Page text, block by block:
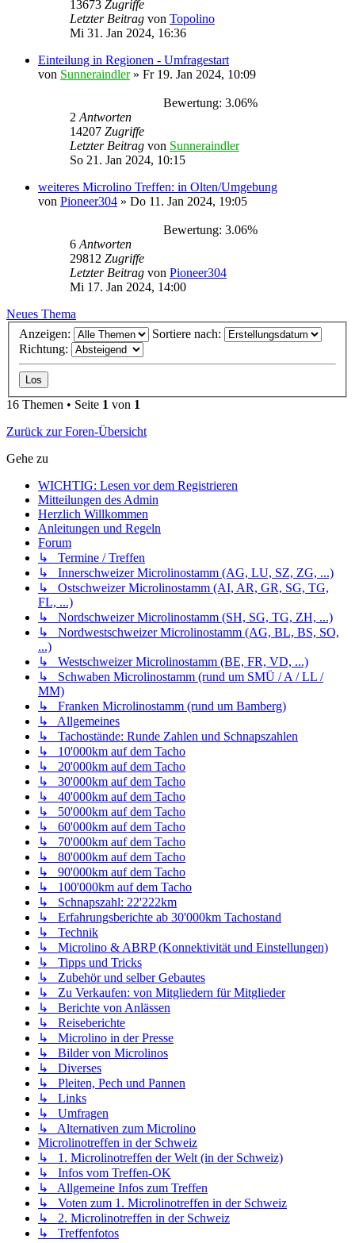
13673 Zugriffe
Letzter Beitrag von Topolino
Mi 31. Jan 2024, 16:36
Einteilung in Regionen - Umfragestart
von Sunneraindler» Fr 19. Jan 2024, 10:09
Bewertung: 3.06%
2 Antworten
14207 Zugriffe
Letzter Beitrag von Sunneraindler
So 21. Jan 2024, 10:15
weiteres Microlino Treffen: in Olten/Umgebung
von Pioneer304 » Do 11. Jan 2024, 19:05
Bewertung: 3.06%
6 Antworten
29812 Zugriffe
Letzter Beitrag von Pioneer304
Mi 17. Jan 2024, 14:00
Neues Thema
Anzeigen:
Sortiere nach:
Richtung:
16 Themen • Seite 1 von 1
Zurück zur Foren-Übersicht
Gehe zu
WICHTIG: Lesen vor dem Registrieren
Mitteilungen des Admin
Herzlich Willkommen
Anleitungen und Regeln
Forum
↳ Termine / Treffen
↳ Innerschweizer Microlinostamm (AG, LU, SZ, ZG, ...)
↳ Ostschweizer Microlinostamm (AI, AR, GR, SG, TG,
FL, ...)
↳ Nordschweizer Microlinostamm (SH, SG, TG, ZH, ...)
↳ Nordwestschweizer Microlinostamm (AG, BL, BS, SO,
...)
↳ Westschweizer Microlinostamm (BE, FR, VD, ...)
↳ Schwaben Microlinostamm (rund um SMÜ / A / LL /
MM)
↳ Franken Microlinostamm (rund um Bamberg)
↳ Allgemeines
↳ Tachostände: Runde Zahlen und Schnapszahlen
↳ 10'000km auf dem Tacho
↳ 20'000km auf dem Tacho
↳ 30'000km auf dem Tacho
↳ 40'000km auf dem Tacho
↳ 50'000km auf dem Tacho
↳ 60'000km auf dem Tacho
↳ 70'000km auf dem Tacho
↳ 80'000km auf dem Tacho
↳ 90'000km auf dem Tacho
↳ 100'000km auf dem Tacho
↳ Schnapszahl: 22'222km
↳ Erfahrungsberichte ab 30'000km Tachostand
↳ Technik
↳ Microlino & ABRP (Konnektivität und Einstellungen)
↳ Tipps und Tricks
↳ Zubehör und selber Gebautes
↳ Zu Verkaufen: von Mitgliedern für Mitglieder
↳ Berichte von Anlässen
↳ Reiseberichte
↳ Microlino in der Presse
↳ Bilder von Microlinos
↳ Diverses
↳ Pleiten, Pech und Pannen
↳ Links
↳ Umfragen
↳ Alternativen zum Microlino
Microlinotreffen in der Schweiz
↳ 1. Microlinotreffen der Welt (in der Schweiz)
↳ Infos vom Treffen-OK
↳ Allgemeine Infos zum Treffen
↳ Voten zum 1. Microlinotreffen in der Schweiz
↳ 2. Microlinotreffen in der Schweiz
↳ Treffenfotos